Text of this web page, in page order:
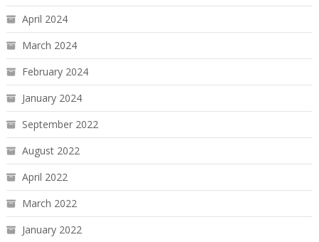
April 2024
March 2024
February 2024
January 2024
September 2022
August 2022
April 2022
March 2022
January 2022